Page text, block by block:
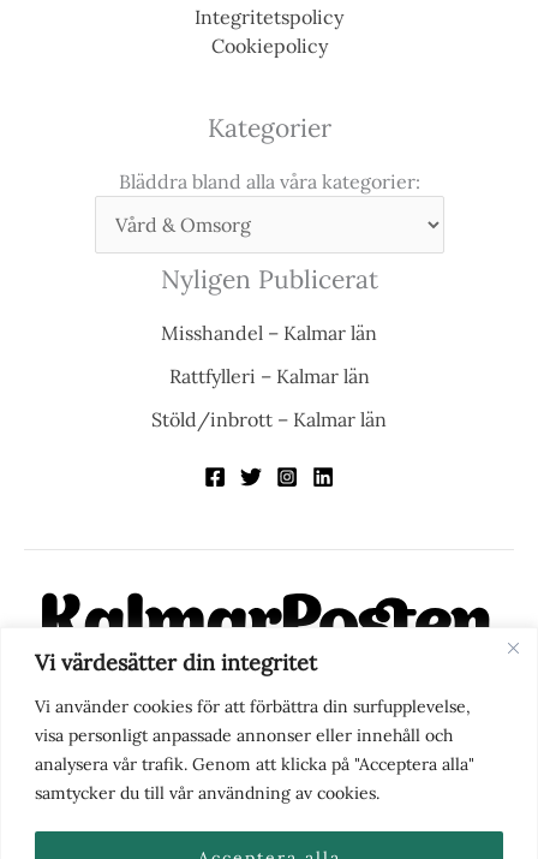
Vi värdesätter din integritet
Vi använder cookies för att förbättra din surfupplevelse,
visa personligt anpassade annonser eller innehåll och
analysera vår trafik. Genom att klicka på "Acceptera alla"
samtycker du till vår användning av cookies.
Integritetspolicy
Cookiepolicy
Kategorier
Bläddra bland alla våra kategorier:
Nyligen Publicerat
Misshandel – Kalmar län
Rattfylleri – Kalmar län
Stöld/inbrott – Kalmar län
KalmarPosten är en modern lokalnyhetstidning på nätet. Med
fokus på Kalmarregionen, men också med blick för det större
perspektivet, vill vi vara din självklara kanal för nyheter,
berättelser och engagemang. KalmarPosten grundades 1988 och
fick nya ägare 2025.